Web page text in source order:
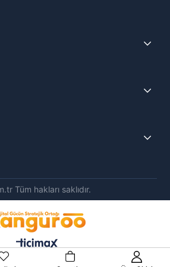
Tüm hakları saklıdır.